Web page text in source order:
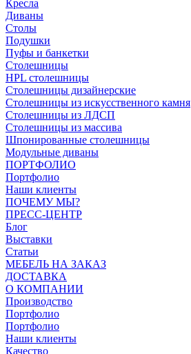
Кресла
Диваны
Столы
Подушки
Пуфы и банкетки
Столешницы
HPL столешницы
Столешницы дизайнерские
Столешницы из искусственного камня
Столешницы из ЛДСП
Столешницы из массива
Шпонированные столешницы
Модульные диваны
ПОРТФОЛИО
Портфолио
Наши клиенты
ПОЧЕМУ МЫ?
ПРЕСС-ЦЕНТР
Блог
Выставки
Статьи
МЕБЕЛЬ НА ЗАКАЗ
ДОСТАВКА
О КОМПАНИИ
Производство
Портфолио
Портфолио
Наши клиенты
Качество